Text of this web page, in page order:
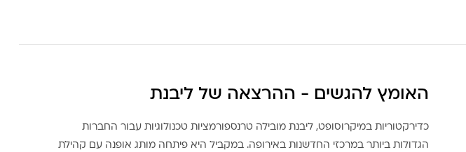
האומץ להגשים - ההרצאה של ליבנת
כדירקטוריות במיקרוסופט, ליבנת מובילה טרנספורמציות טכנולוגיות עבור החברות
הגדולות ביותר במרכזי החדשנות באירופה. במקביל היא פיתחה מותג אופנה עם קהילת